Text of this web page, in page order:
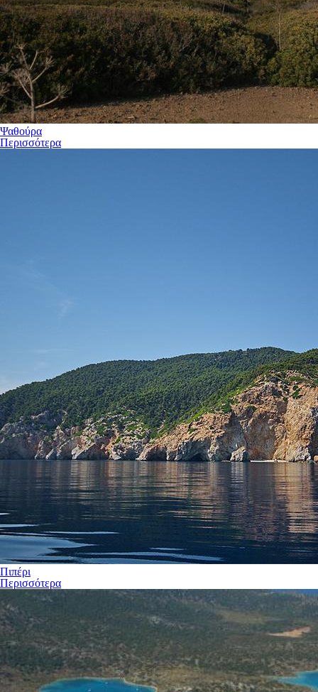
Ψαθούρα
Περισσότερα
Πιπέρι
Περισσότερα